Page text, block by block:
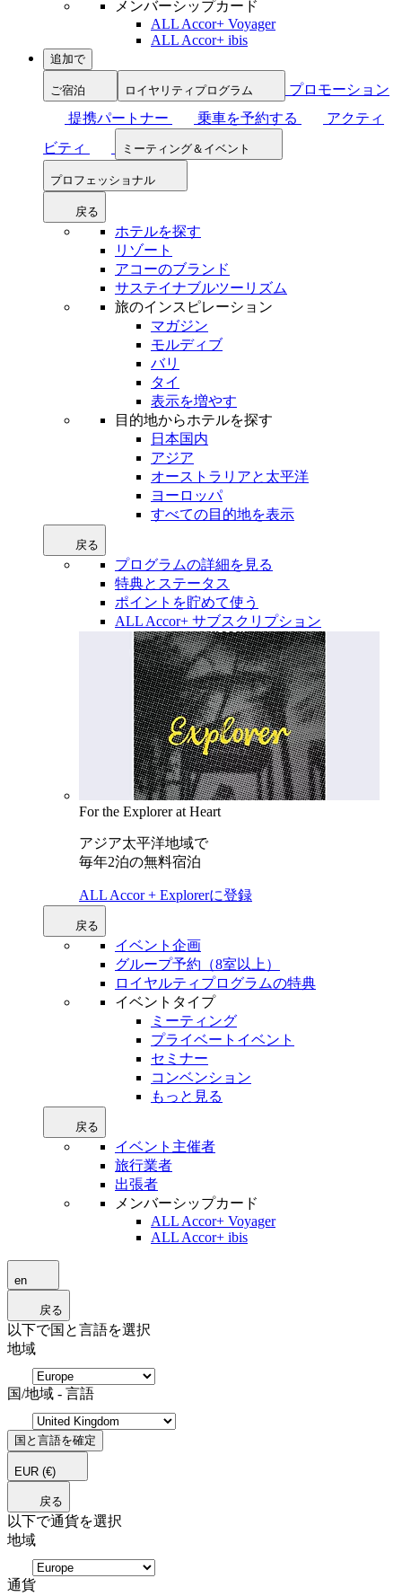
メンバーシップカード
ALL Accor+ Voyager
ALL Accor+ ibis
追加で
ご宿泊 ロイヤリティプログラム
プロモーション
提携パートナー
乗車を予約する
アクティ
ビティ
ミーティング＆イベント
プロフェッショナル
戻る
ホテルを探す
リゾート
アコーのブランド
サステイナブルツーリズム
旅のインスピレーション
マガジン
モルディブ
バリ
タイ
表示を増やす
目的地からホテルを探す
日本国内
アジア
オーストラリアと太平洋
ヨーロッパ
すべての目的地を表示
戻る
プログラムの詳細を見る
特典とステータス
ポイントを貯めて使う
ALL Accor+ サブスクリプション
For the Explorer at Heart
アジア太平洋地域で
毎年2泊の無料宿泊
ALL Accor + Explorerに登録
戻る
イベント企画
グループ予約（8室以上）
ロイヤルティプログラムの特典
イベントタイプ
ミーティング
プライベートイベント
セミナー
コンベンション
もっと見る
戻る
イベント主催者
旅行業者
出張者
メンバーシップカード
ALL Accor+ Voyager
ALL Accor+ ibis
en
戻る
以下で国と言語を選択
地域
国/地域 - 言語
国と言語を確定
EUR (€)
戻る
以下で通貨を選択
地域
通貨